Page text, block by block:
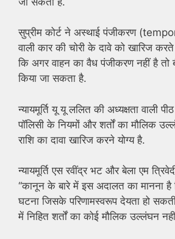
सुप्रीम कोर्ट ने अस्थाई पंजीकरण
वाली कार की चोरी के दावे को खारिज
कि अगर वाहन का वैध पंजीकरण नहीं है तो
किया जा सकता है.
न्यायमूर्ति यू यू ललित की अध्यक्षता वाली
पॉलिसी के नियमों और शर्तों का मौलिक
राशि का दावा खारिज करने योग्य है.
न्यायमूर्ति एस रवींद्र भट और बेला एम
‘‘कानून के बारे में इस अदालत का मानना है
घटना जिसके परिणामस्वरूप देयता हो
में निहित शर्तों का कोई मौलिक उल्लंघन नहीं